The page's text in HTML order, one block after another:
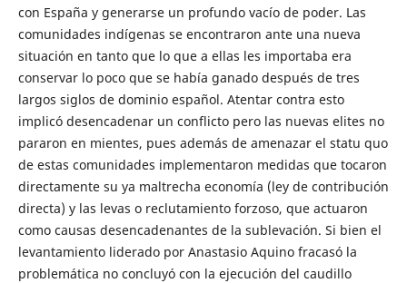
con España y generarse un profundo vacío de poder. Las
comunidades indígenas se encontraron ante una nueva
situación en tanto que lo que a ellas les importaba era
conservar lo poco que se había ganado después de tres
largos siglos de dominio español. Atentar contra esto
implicó desencadenar un conflicto pero las nuevas elites no
pararon en mientes, pues además de amenazar el statu quo
de estas comunidades implementaron medidas que tocaron
directamente su ya maltrecha economía (ley de contribución
directa) y las levas o reclutamiento forzoso, que actuaron
como causas desencadenantes de la sublevación. Si bien el
levantamiento liderado por Anastasio Aquino fracasó la
problemática no concluyó con la ejecución del caudillo